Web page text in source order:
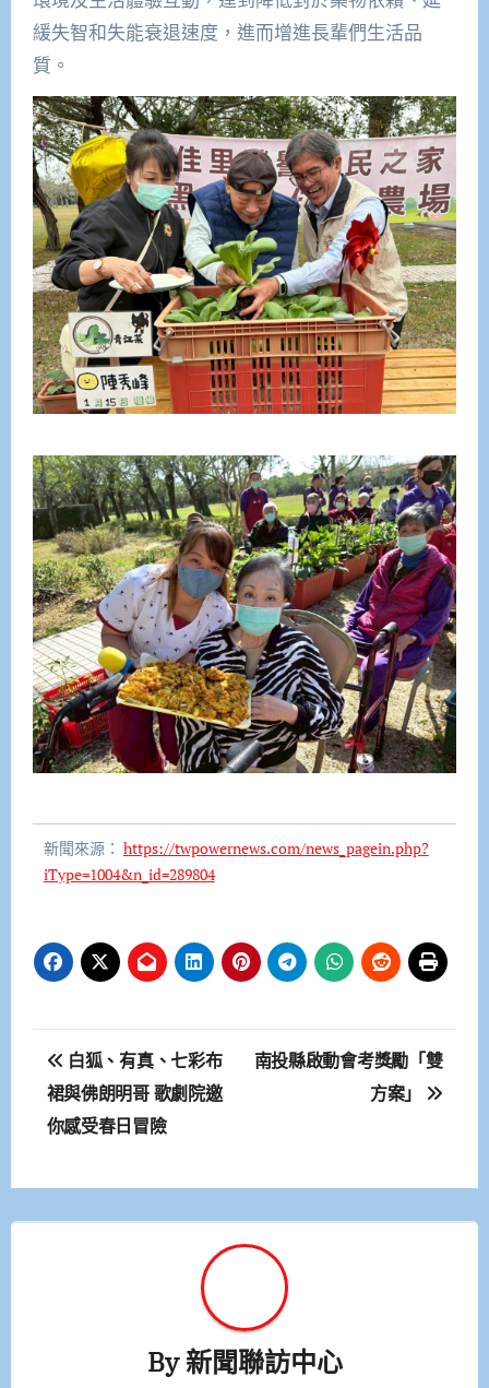
緩失智和失能衰退速度，進而增進長輩們生活品
質。
新聞來源： https://twpowernews.com/news_pagein.php?
iType=1004&n_id=289804
文
章
導
覽
白狐、有真、七彩布
裙與佛朗明哥 歌劇院邀
你感受春日冒險
南投縣啟動會考獎勵「雙
方案」
By新聞聯訪中心